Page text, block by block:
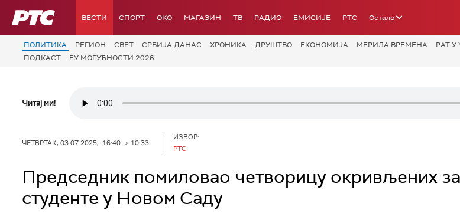
РТС ВЕСТИ СПОРТ OKO МАГАЗИН ТВ РАДИО ЕМИСИЈЕ РТС Остало
ПОЛИТИКА РЕГИОН СВЕТ СРБИЈА ДАНАС ХРОНИКА ДРУШТВО ЕКОНОМИЈА МЕРИЛА ВРЕМЕНА РАТ У
ПОДКАСТ
ЕУ МОГУЋНОСТИ 2026
Читај ми!
ЧЕТВРТАК, 03.07.2025, 16:40 -> 10:33
ИЗВОР:
РТС
Председник помиловао четворицу окривљених
студенте у Новом Саду